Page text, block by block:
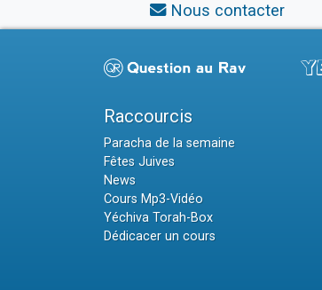
Nous contacter
Raccourcis
Paracha de la semaine
Fêtes Juives
News
Cours Mp3-Vidéo
Yéchiva Torah-Box
Dédicacer un cours